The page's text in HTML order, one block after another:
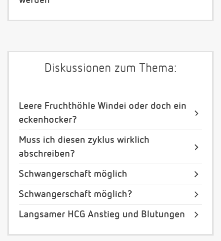
Diskussionen zum Thema:
Leere Fruchthöhle Windei oder doch ein
eckenhocker?
Muss ich diesen zyklus wirklich
abschreiben?
Schwangerschaft möglich
Schwangerschaft möglich?
Langsamer HCG Anstieg und Blutungen